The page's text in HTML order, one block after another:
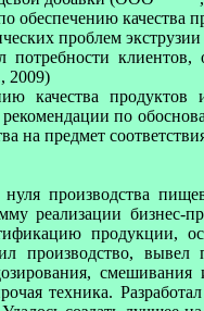
обеспечению
проблем
потребности
2009)
качества
по
на предмет
производства
реализации бизнес-
продукции,
производство,
смешивания
техника.